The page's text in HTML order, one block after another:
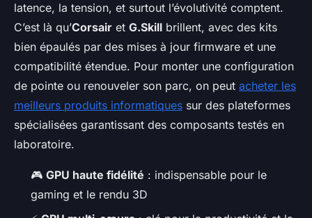
latence, la tension, et surtout l’évolutivité comptent.
C’est là qu’Corsair et G.Skill brillent, avec des kits
bien épaulés par des mises à jour firmware et une
compatibilité étendue. Pour monter une configuration
de pointe ou renouveler son parc, on peut acheter les
meilleurs produits informatiques sur des plateformes
spécialisées garantissant des composants testés en
laboratoire.
🎮 GPU haute fidélité : indispensable pour le
gaming et le rendu 3D